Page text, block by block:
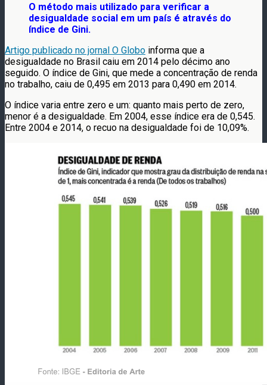
O método mais utilizado para verificar a
desigualdade social em um país é através do
índice de Gini.
Artigo publicado no jornal O Globo informa que a
desigualdade no Brasil caiu em 2014 pelo décimo ano
seguido. O índice de Gini, que mede a concentração de renda
no trabalho, caiu de 0,495 em 2013 para 0,490 em 2014.
O índice varia entre zero e um: quanto mais perto de zero,
menor é a desigualdade. Em 2004, esse índice era de 0,545.
Entre 2004 e 2014, o recuo na desigualdade foi de 10,09%.